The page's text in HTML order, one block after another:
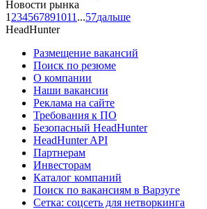
Новости рынка
1 234567891011 ...57дальше
HeadHunter
Размещение вакансий
Поиск по резюме
О компании
Наши вакансии
Реклама на сайте
Требования к ПО
Безопасный HeadHunter
HeadHunter API
Партнерам
Инвесторам
Каталог компаний
Поиск по вакансиям в Варзуге
Сетка: соцсеть для нетворкинга